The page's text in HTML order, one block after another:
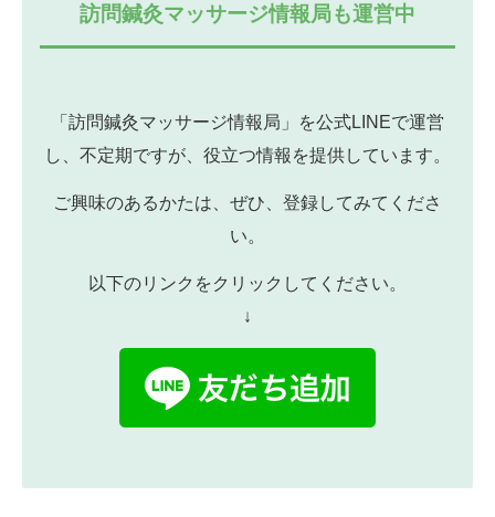
訪問鍼灸マッサージ情報局も運営中
「訪問鍼灸マッサージ情報局」を公式LINEで運営
し、不定期ですが、役立つ情報を提供しています。
ご興味のあるかたは、ぜひ、登録してみてくださ
い。
以下のリンクをクリックしてください。
↓